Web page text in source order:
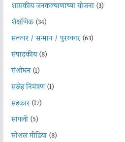
शासकीय जनकल्याणाच्या योजना(3)
शैक्षणिक(34)
सत्कार / सन्मान / पुरस्कार(63)
संपादकीय(8)
संशोधन(1)
सस्नेह निमंत्रण(1)
सहकार(17)
सांगली(5)
सोशल मीडिया(8)